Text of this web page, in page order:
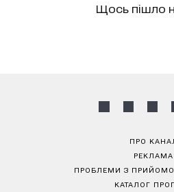
Щось пішло
ПРО
РЕКЛАМА
ПРОБЛЕМИ З
КАТАЛОГ